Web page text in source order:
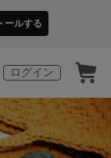
ールする
ログイン